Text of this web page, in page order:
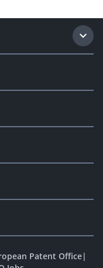
Patent Office|